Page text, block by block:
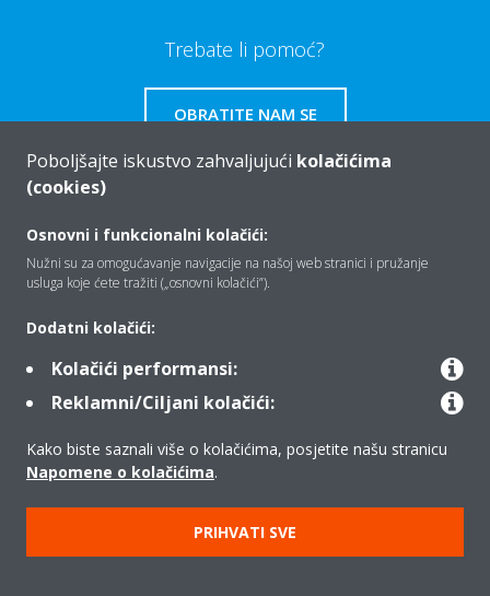
Trebate li pomoć?
OBRATITE NAM SE
Tko smo mi
Rješenja
Kontakt
Poboljšajte iskustvo zahvaljujući kolačićima
(cookies)
Osnovni i funkcionalni kolačići:
Nužni su za omogućavanje navigacije na našoj web stranici i pružanje
usluga koje ćete tražiti („osnovni kolačići”).
Dodatni kolačići:
Kolačići performansi:
Reklamni/Ciljani kolačići:
Kako biste saznali više o kolačićima, posjetite našu stranicu
Napomene o kolačićima.
PRIHVATI SVE